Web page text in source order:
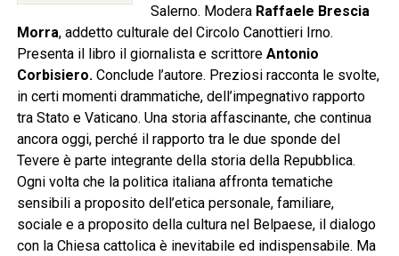
Salerno. Modera Raffaele Brescia
Morra, addetto culturale del Circolo Canottieri Irno.
Presenta il libro il giornalista e scrittore Antonio
Corbisiero.Conclude l’autore. Preziosi racconta le svolte,
in certi momenti drammatiche, dell’impegnativo rapporto
tra Stato e Vaticano. Una storia affascinante, che continua
ancora oggi, perché il rapporto tra le due sponde del
Tevere è parte integrante della storia della Repubblica.
Ogni volta che la politica italiana affronta tematiche
sensibili a proposito dell’etica personale, familiare,
sociale e a proposito della cultura nel Belpaese, il dialogo
con la Chiesa cattolica è inevitabile ed indispensabile. Ma